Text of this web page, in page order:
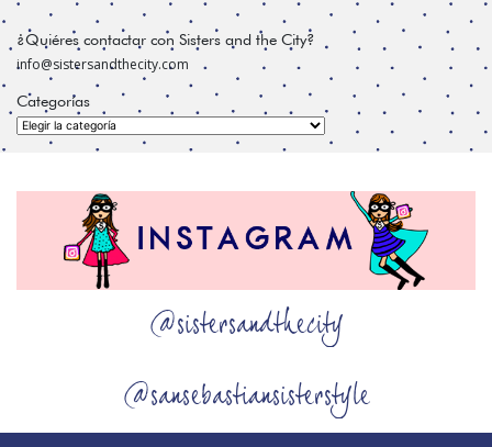
¿Quiéres contactar con Sisters and the City?
info@sistersandthecity.com
Categorías
Categorías
@sistersandthecity
@sansebastiansisterstyle